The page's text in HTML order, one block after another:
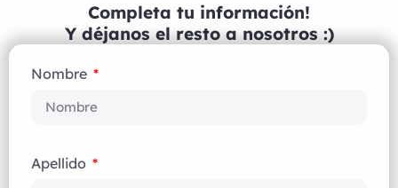
Completa tu información!
Y déjanos el resto a nosotros :)
Nombre
Apellido